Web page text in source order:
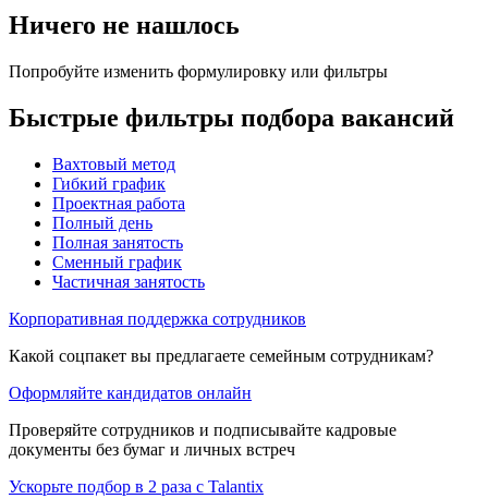
Ничего не нашлось
Попробуйте изменить формулировку или фильтры
Быстрые фильтры подбора вакансий
Вахтовый метод
Гибкий график
Проектная работа
Полный день
Полная занятость
Сменный график
Частичная занятость
Корпоративная поддержка сотрудников
Какой соцпакет вы предлагаете семейным сотрудникам?
Оформляйте кандидатов онлайн
Проверяйте сотрудников и подписывайте кадровые
документы без бумаг и личных встреч
Ускорьте подбор в 2 раза с Talantix